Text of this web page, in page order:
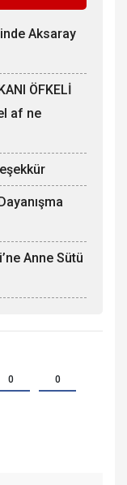
Aksaray
ÖFKELİ
af ne
Anne Sütü
0 0